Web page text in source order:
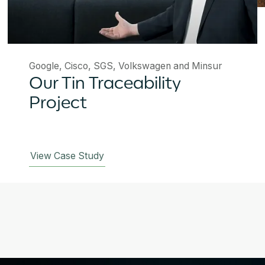
Google, Cisco, SGS, Volkswagen and Minsur
Our Tin Traceability
Project
View Case Study